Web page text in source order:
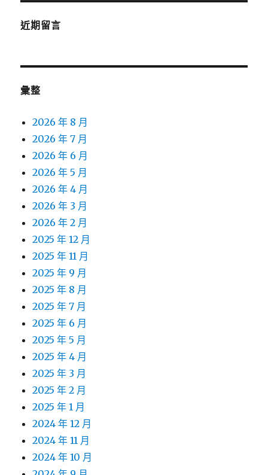
近期留言
彙整
2026 年 8 月
2026 年 7 月
2026 年 6 月
2026 年 5 月
2026 年 4 月
2026 年 3 月
2026 年 2 月
2025 年 12 月
2025 年 11 月
2025 年 9 月
2025 年 8 月
2025 年 7 月
2025 年 6 月
2025 年 5 月
2025 年 4 月
2025 年 3 月
2025 年 2 月
2025 年 1 月
2024 年 12 月
2024 年 11 月
2024 年 10 月